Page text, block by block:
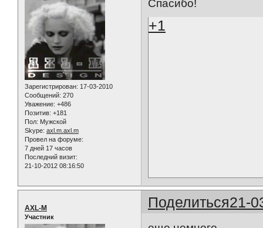
Зарегистрирован: 17-03-2010
Сообщений: 270
Уважение: +486
Позитив: +181
Пол: Мужской
Skype: axl.m.axl.m
Провел на форуме:
7 дней 17 часов
Последний визит:
21-10-2012 08:16:50
Спасибо!
+1
Поделиться21-
AXL-M
Участник